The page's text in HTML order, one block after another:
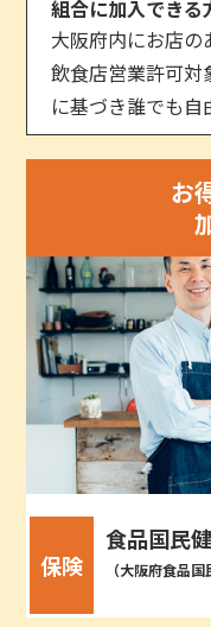
組合に加入できる
大阪府内にお店の
飲食店営業許可
に基づき誰でも自
お
保険
食品国民
（大阪府食品国